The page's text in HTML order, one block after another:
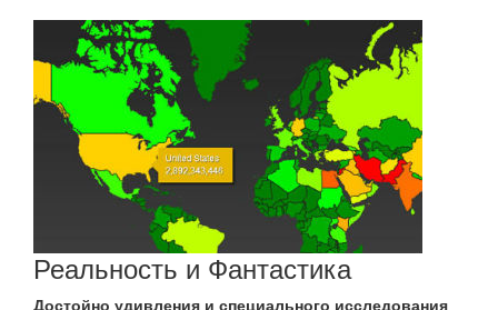
Реальность и Фантастика
Достойно удивления и специального исследования